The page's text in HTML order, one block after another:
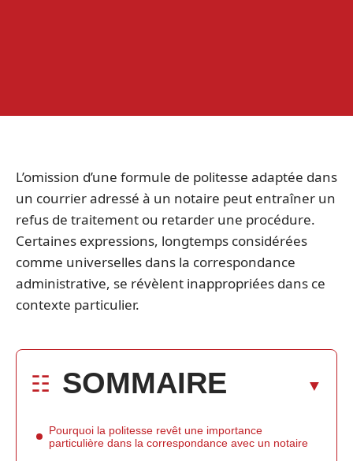
L’omission d’une formule de politesse adaptée dans
un courrier adressé à un notaire peut entraîner un
refus de traitement ou retarder une procédure.
Certaines expressions, longtemps considérées
comme universelles dans la correspondance
administrative, se révèlent inappropriées dans ce
contexte particulier.
SOMMAIRE
Pourquoi la politesse revêt une importance
particulière dans la correspondance avec un notaire